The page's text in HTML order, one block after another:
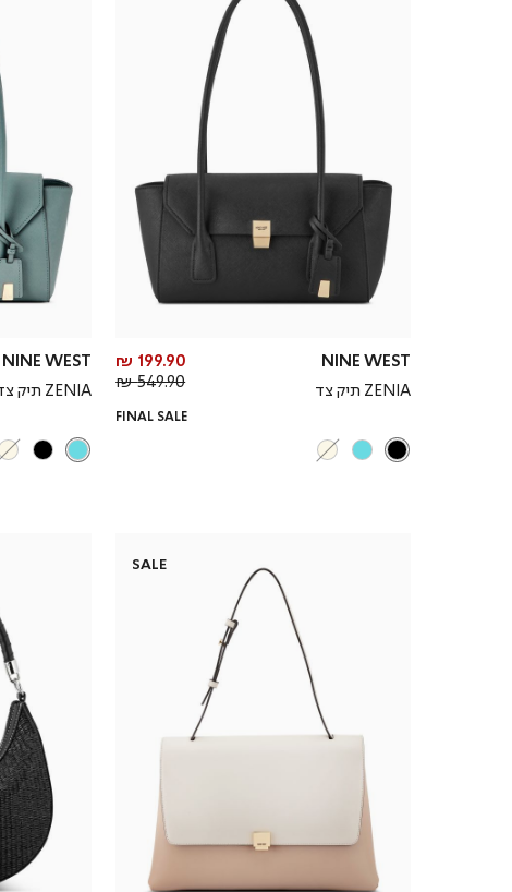
NINE WEST
ZENIA תיק צד
מחיר
מוצר
199.90 ₪
מחיר
549.90 ₪
FINAL SALE
NINE WEST
ZENIA תיק צד
SALE